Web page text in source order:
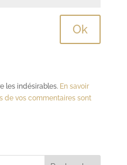
les indésirables. En savoir
de vos commentaires sont